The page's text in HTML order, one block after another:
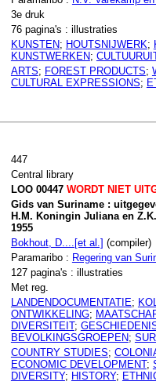
3e druk
76 pagina's : illustraties
KUNSTEN; HOUTSNIJWERK;
KUNSTWERKEN;
ARTS; FOREST PRODUCTS;
CULTURAL EXPRESSIONS;
447
Central library
LOO 00447WORDT NIET
Gids van Suriname :
H.M. Koningin Juliana en
1955
Bokhout, D....[et al.] (compiler)
Paramaribo : Regering van
127 pagina's : illustraties
Met reg.
LANDENDOCUMENTATIE;
ONTWIKKELING;
DIVERSITEIT;
BEVOLKINGSGROEPEN;
COUNTRY STUDIES;
ECONOMIC DEVELOPMENT;
DIVERSITY; HISTORY;